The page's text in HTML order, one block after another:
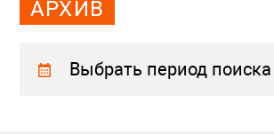
АРХИВ
Выбрать период поиска